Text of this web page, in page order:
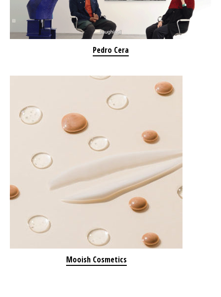
Pedro Cera
Mooish Cosmetics